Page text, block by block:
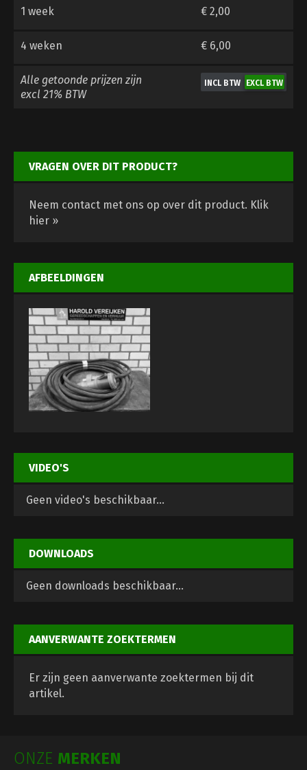
1 week € 2,00
4 weken € 6,00
Alle getoonde prijzen zijn
excl 21% BTW
VRAGEN OVER DIT PRODUCT?
Neem contact met ons op over dit product. Klik
hier »
AFBEELDINGEN
VIDEO'S
Geen video's beschikbaar...
DOWNLOADS
Geen downloads beschikbaar...
AANVERWANTE ZOEKTERMEN
Er zijn geen aanverwante zoektermen bij dit
artikel.
ONZE MERKEN